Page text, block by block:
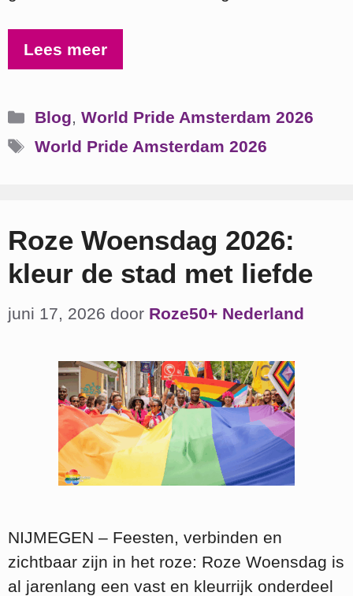
Lees meer
Categorieën
Blog, World Pride Amsterdam 2026
Tags
World Pride Amsterdam 2026
Roze Woensdag 2026:
kleur de stad met liefde
juni 17, 2026 door Roze50+ Nederland
NIJMEGEN – Feesten, verbinden en
zichtbaar zijn in het roze: Roze Woensdag is
al jarenlang een vast en kleurrijk onderdeel